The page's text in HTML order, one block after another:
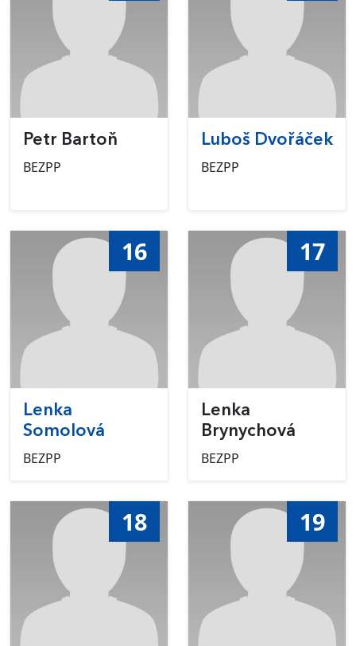
Petr Bartoň
BEZPP
Luboš Dvořáček
BEZPP
16
Lenka
Somolová
BEZPP
17
Lenka
Brynychová
BEZPP
18 19